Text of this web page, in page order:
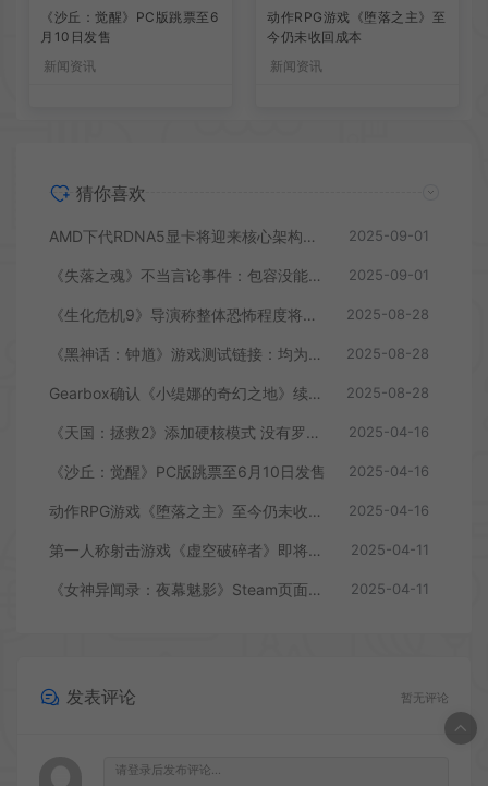
《沙丘：觉醒》PC版跳票至6
月10日发售
新闻资讯
动作RPG游戏《堕落之主》至
今仍未收回成本
新闻资讯
猜你喜欢
AMD下代RDNA5显卡将迎来核心架构大幅升级 2025-09-01
《失落之魂》不当言论事件：包容没能消解过激言论 2025-09-01
《生化危机9》导演称整体恐怖程度将进一步提升 2025-08-28
《黑神话：钟馗》游戏测试链接：均为骗子 2025-08-28
Gearbox确认《小缇娜的奇幻之地》续作正在开发中 2025-08-28
《天国：拯救2》添加硬核模式 没有罗盘和快速旅行 2025-04-16
《沙丘：觉醒》PC版跳票至6月10日发售 2025-04-16
动作RPG游戏《堕落之主》至今仍未收回成本 2025-04-16
第一人称射击游戏《虚空破碎者》即将多平台上线 2025-04-11
《女神异闻录：夜幕魅影》Steam页面上线 2025-04-11
发表评论 暂无评论